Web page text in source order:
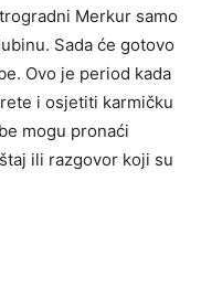
Merkur samo
Sada će gotovo
Ovo je period kada
i osjetiti karmičku
mogu pronaći
ili razgovor koji su